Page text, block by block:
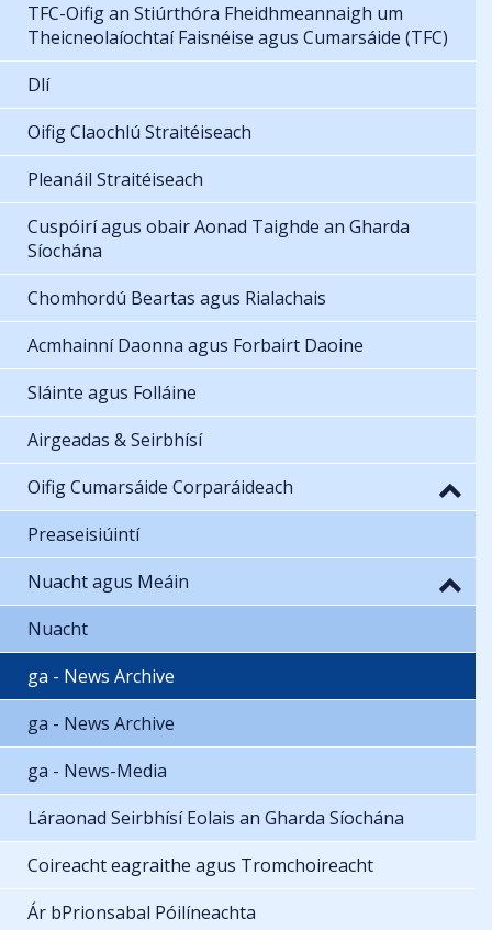
TFC-Oifig an Stiúrthóra Fheidhmeannaigh um
Theicneolaíochtaí Faisnéise agus Cumarsáide (TFC)
Dlí
Oifig Claochlú Straitéiseach
Pleanáil Straitéiseach
Cuspóirí agus obair Aonad Taighde an Gharda
Síochána
Chomhordú Beartas agus Rialachais
Acmhainní Daonna agus Forbairt Daoine
Sláinte agus Folláine
Airgeadas & Seirbhísí
Oifig Cumarsáide Corparáideach
Preaseisiúintí
Nuacht agus Meáin
Nuacht
ga - News Archive
ga - News Archive
ga - News-Media
Láraonad Seirbhísí Eolais an Gharda Síochána
Coireacht eagraithe agus Tromchoireacht
Ár bPrionsabal Póilíneachta